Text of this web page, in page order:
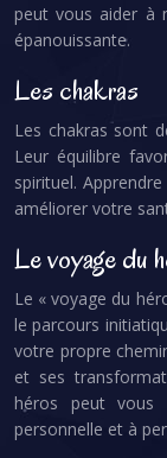
peut vous aider à
épanouissante.
Les chakras
Les chakras sont
Leur équilibre
spirituel.
améliorer votre
Le voyage du
Le « voyage du
le parcours
votre propre
et ses
héros peut vous
personnelle et à